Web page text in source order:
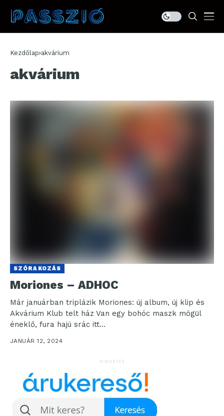
Kezdőlap akvárium
akvárium
SZÓRAKOZÁS
Moriones – ADHOC
Már januárban triplázik Moriones: új album, új klip és
Akvárium Klub telt ház Van egy bohóc maszk mögül
éneklő, fura hajú srác itt...
JANUÁR 12, 2024
HIRDETÉS